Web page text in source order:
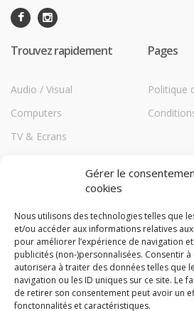
Gérer le
cookies
Nous utilisons des technologies telles que
et/ou accéder aux informations relatives
pour améliorer l’expérience de navigation
publicités (non-)personnalisées. Consentir
autorisera à traiter des données telles que
navigation ou les ID uniques sur ce site. Le
de retirer son consentement peut avoir un
fonctonnalités et caractéristiques.
Trouvez rapidement
Audio / Visual
Computers
TV & Ecrans
Storage
TechBlog
Compare
Pages
Politique